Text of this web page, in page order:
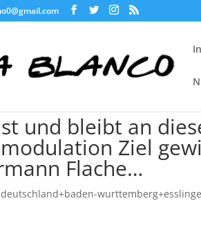
und bleibt an
Ziel
Flache…
deutschland+baden-